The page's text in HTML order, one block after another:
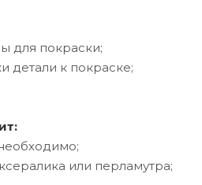
для покраски;
детали к покраске;
или перламутра;